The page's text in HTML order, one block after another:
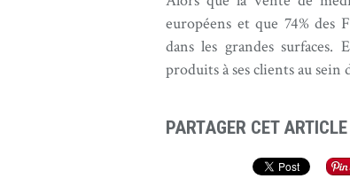
européens et que 74% des
dans les grandes
produits à ses clients au sein
PARTAGER CET ARTICLE